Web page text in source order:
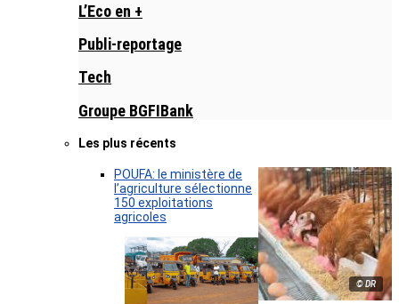
L’Eco en +
Publi-reportage
Tech
Groupe BGFIBank
Les plus récents
© DR
POUFA: le ministère de
l’agriculture sélectionne
150 exploitations
agricoles